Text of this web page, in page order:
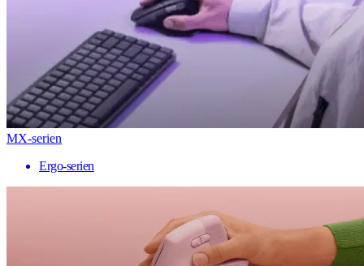
MX-serien
Ergo-serien